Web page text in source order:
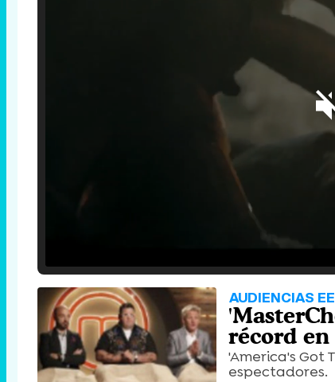
AUDIENCIAS
récord en
'America's Got
espectadores.